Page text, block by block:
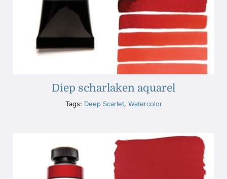
Diep scharlaken aquarel
Tags: Deep Scarlet, Watercolor